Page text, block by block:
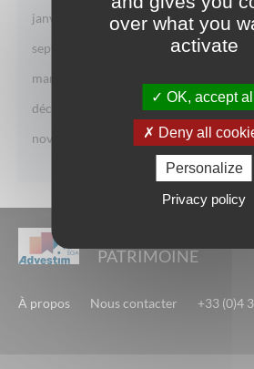
janvier 2025
(1)
septembre 2024
mars 2024
décembre 2023
novembre 2023
L'IMMOBILIER AU
PATRIMOINE
À propos Nous contacter +33 (0)4
over what you
activate
OK, accept all
Deny all
Personalize
Privacy policy